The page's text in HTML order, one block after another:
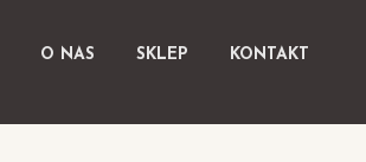
O NAS SKLEP KONTAKT